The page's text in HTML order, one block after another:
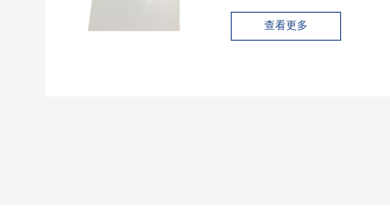
高。 PVC发泡片材表面光
滑，可用于丝网印刷、喷
查看更多